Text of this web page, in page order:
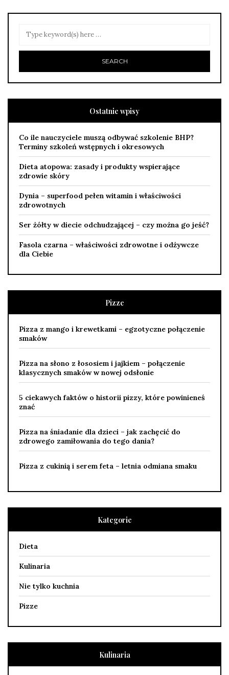
Ostatnie wpisy
Co ile nauczyciele muszą odbywać szkolenie BHP?
Terminy szkoleń wstępnych i okresowych
Dieta atopowa: zasady i produkty wspierające
zdrowie skóry
Dynia – superfood pełen witamin i właściwości
zdrowotnych
Ser żółty w diecie odchudzającej – czy można go jeść?
Fasola czarna – właściwości zdrowotne i odżywcze
dla Ciebie
Pizze
Pizza z mango i krewetkami – egzotyczne połączenie
smaków
Pizza na słono z łososiem i jajkiem – połączenie
klasycznych smaków w nowej odsłonie
5 ciekawych faktów o historii pizzy, które powinieneś
znać
Pizza na śniadanie dla dzieci – jak zachęcić do
zdrowego zamiłowania do tego dania?
Pizza z cukinią i serem feta – letnia odmiana smaku
Kategorie
Dieta
Kulinaria
Nie tylko kuchnia
Pizze
Kulinaria